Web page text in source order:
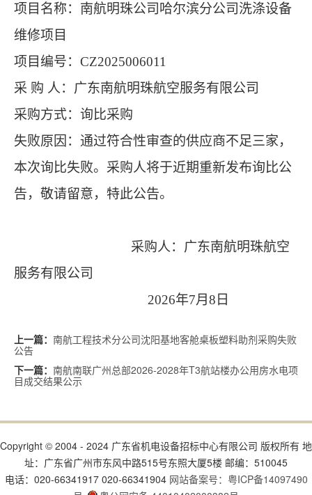
项目名称： 南航明珠公司哈尔滨分公司洗涤设备
维修项目
项目编号： CZ2025006011
采 购 人： 广东南航明珠航空服务有限公司
采购方式： 询比采购
失败原因： 通过符合性审查的供应商不足三家，
本次询比失败。采购人将于近期重新发布询比公
告，敬请留意，特此公告。
采购人： 广东南航明珠航空
服务有限公司
2026年7月 8 日
上一篇： 南航工程技术分公司沈阳基地客舱桌板塑料助剂采购失败
公告
下一篇： 南航南联广州总部2026-2028年T3航站楼办公用房水电项
目成交结果公示
Copyright © 2004 - 2024 广东省机电设备招标中心有限公司 版权所有 地
址：广东省广州市东风中路515号东照大厦5楼 邮编：510045
电话：020-66341917 020-66341904 网站备案号：粤ICP备14097490